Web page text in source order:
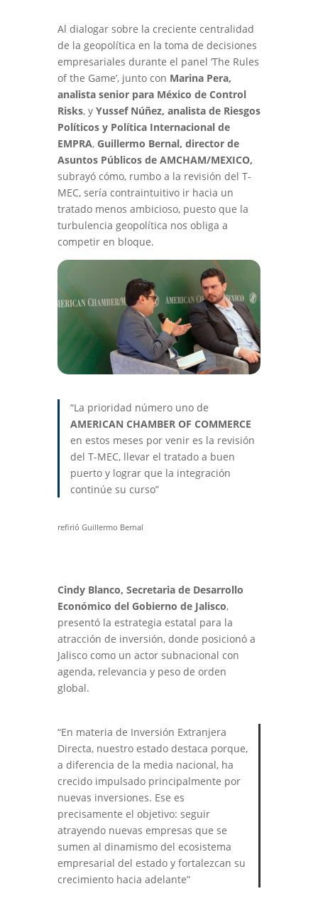
Al dialogar sobre la creciente centralidad
de la geopolítica en la toma de decisiones
empresariales durante el panel ‘The Rules
of the Game’, junto con Marina Pera,
analista senior para México de Control
Risks, y Yussef Núñez, analista de Riesgos
Políticos y Política Internacional de
EMPRA, Guillermo Bernal, director de
Asuntos Públicos de AMCHAM/MEXICO,
subrayó cómo, rumbo a la revisión del T-
MEC, sería contraintuitivo ir hacia un
tratado menos ambicioso, puesto que la
turbulencia geopolítica nos obliga a
competir en bloque.
“La prioridad número uno de
AMERICAN CHAMBER OF COMMERCE
en estos meses por venir es la revisión
del T-MEC, llevar el tratado a buen
puerto y lograr que la integración
continúe su curso”
refirió Guillermo Bernal
Cindy Blanco, Secretaria de Desarrollo
Económico del Gobierno de Jalisco,
presentó la estrategia estatal para la
atracción de inversión, donde posicionó a
Jalisco como un actor subnacional con
agenda, relevancia y peso de orden
global.
“En materia de Inversión Extranjera
Directa, nuestro estado destaca porque,
a diferencia de la media nacional, ha
crecido impulsado principalmente por
nuevas inversiones. Ese es
precisamente el objetivo: seguir
atrayendo nuevas empresas que se
sumen al dinamismo del ecosistema
empresarial del estado y fortalezcan su
crecimiento hacia adelante”